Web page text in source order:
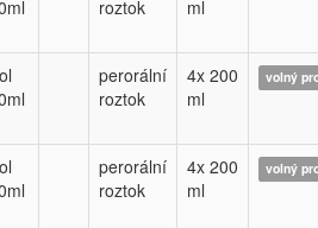
roztok
ml
perorální
roztok
4x 200
ml
volný
perorální
roztok
4x 200
ml
volný